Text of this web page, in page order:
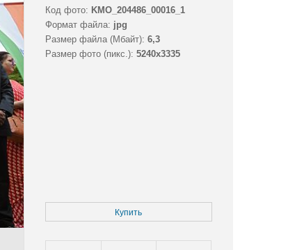
Код фото: KMO_204486_00016_1
Формат файла: jpg
Размер файла (Мбайт): 6,3
Размер фото (пикс.): 5240x3335
Купить